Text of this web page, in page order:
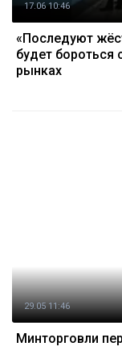
17.06 10:46
«Последуют
будет
рынках
29.05 11:46
Минторговли